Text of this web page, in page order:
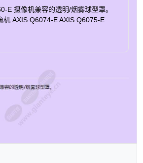
E 摄像机兼容的透明/烟雾球型罩。
机 AXIS Q6074-E AXIS Q6075-E